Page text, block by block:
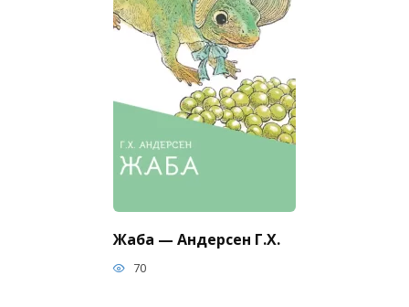
Жаба — Андерсен Г.Х.
70